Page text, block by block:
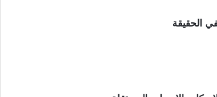
الحقيقة